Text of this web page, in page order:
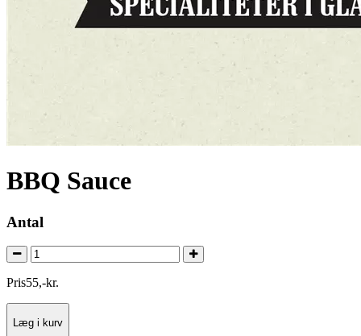
BBQ Sauce
Antal
Pris55,-kr.
Læg i kurv